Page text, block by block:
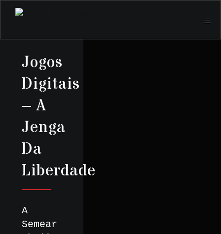
Jogos
Digitais
– A
Jenga
Da
Liberdade
A
Semear